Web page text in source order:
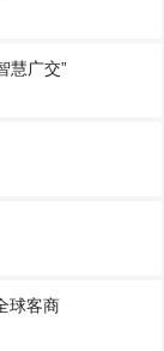
慧广交”
球客商